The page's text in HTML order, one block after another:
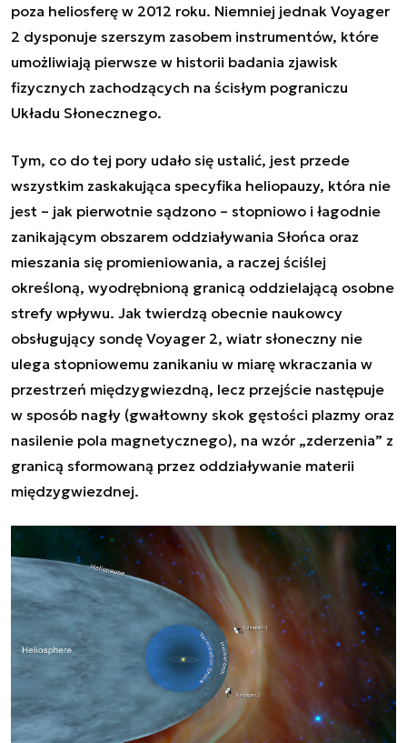
poza heliosferę w 2012 roku. Niemniej jednak Voyager
2 dysponuje szerszym zasobem instrumentów, które
umożliwiają pierwsze w historii badania zjawisk
fizycznych zachodzących na ścisłym pograniczu
Układu Słonecznego.
Tym, co do tej pory udało się ustalić, jest przede
wszystkim zaskakująca specyfika heliopauzy, która nie
jest – jak pierwotnie sądzono – stopniowo i łagodnie
zanikającym obszarem oddziaływania Słońca oraz
mieszania się promieniowania, a raczej ściślej
określoną, wyodrębnioną granicą oddzielającą osobne
strefy wpływu. Jak twierdzą obecnie naukowcy
obsługujący sondę Voyager 2, wiatr słoneczny nie
ulega stopniowemu zanikaniu w miarę wkraczania w
przestrzeń międzygwiezdną, lecz przejście następuje
w sposób nagły (gwałtowny skok gęstości plazmy oraz
nasilenie pola magnetycznego), na wzór „zderzenia” z
granicą sformowaną przez oddziaływanie materii
międzygwiezdnej.